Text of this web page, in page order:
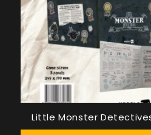
Little Monster